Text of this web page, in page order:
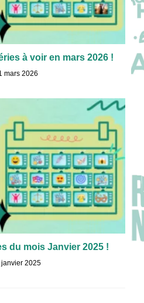
à voir en mars 2026 !
mars 2026
du mois Janvier 2025 !
janvier 2025